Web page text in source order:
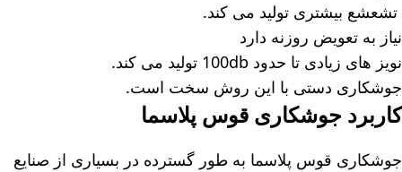
تشعشع بیشتری تولید می کند.
نیاز به تعویض روزنه دارد
نویز های زیادی تا حدود 100db تولید می کند.
جوشکاری دستی با این روش سخت است.
کاربرد جوشکاری قوس پلاسما
جوشکاری قوس پلاسما به طور گسترده‌ در بسیاری از صنایع